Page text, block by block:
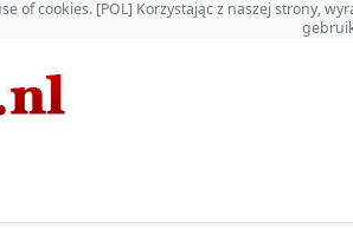
of cookies. [POL] Korzystając z naszej strony,